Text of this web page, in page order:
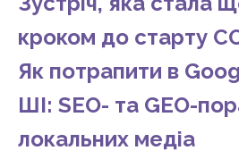
кроком до старту
Як потрапити в
ШІ: SEO- та GEO-
локальних медіа